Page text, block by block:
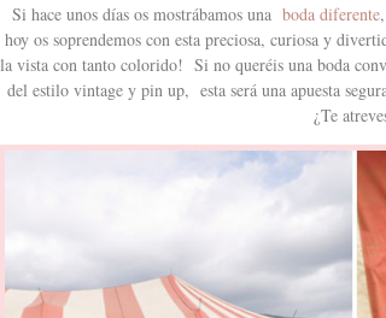
Si hace unos días os mostrábamos una boda diferente
hoy os soprendemos con esta preciosa, curiosa y
la vista con tanto colorido! Si no queréis una boda
del estilo vintage y pin up, esta será una apuesta
¿Te